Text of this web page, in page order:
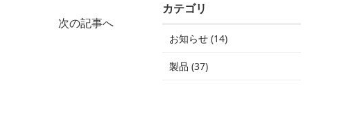
次の記事へ
カテゴリ
お知らせ (14)
製品 (37)